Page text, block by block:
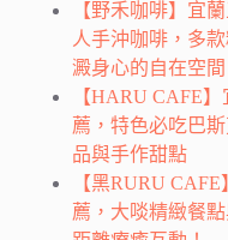
【野禾咖啡】宜
人手沖咖啡，多
澱身心的自在空間
【HARU CAFE
薦，特色必吃巴
品與手作甜點
【黑RURU
薦，大啖精緻餐